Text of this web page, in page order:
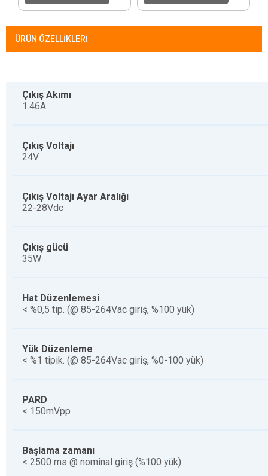
ÜRÜN ÖZELLIKLERI
Çıkış Akımı
1.46A
Çıkış Voltajı
24V
Çıkış Voltajı Ayar Aralığı
22-28Vdc
Çıkış gücü
35W
Hat Düzenlemesi
< %0,5 tip. (@ 85-264Vac giriş, %100 yük)
Yük Düzenleme
< %1 tipik. (@ 85-264Vac giriş, %0-100 yük)
PARD
< 150mVpp
Başlama zamanı
< 2500 ms @ nominal giriş (%100 yük)